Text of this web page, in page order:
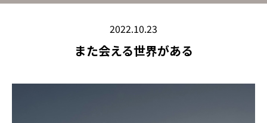
2022.10.23
また会える世界がある